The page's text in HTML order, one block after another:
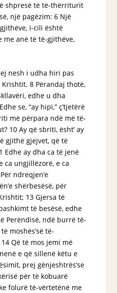
shpresë të të-thërriturit
një pagëzim: 6 Një
i-cili është
me anë të të-gjithëve,
nesh i udha hiri pas
Krishtit. 8 Përandaj thotë,
edhe u dha
se, “ay hipi,”ç’tjetërë
më përpara ndë më të-
10 Ay që sbriti, ësht’ ay
gjithë gjejvet, që të
Edhe ay dha catë jenë
ca ungjillëzorë, e ca
ndreqjen’e
shërbesësë, për
13 Gjersa të
të besësë, edhe
Perëndisë, ndë burrë të-
moshës’së të-
Që të mos jemi më
e që sillenë këtu e
prej gënjeshtrës’se
për të kobuarë
folurë të-vërtetënë me